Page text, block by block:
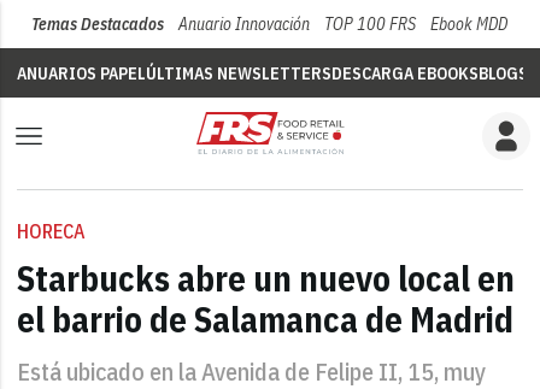
Temas Destacados Anuario Innovación TOP 100 FRS Ebook MDD
ANUARIOS PAPELÚLTIMAS NEWSLETTERSDESCARGA EBOOKSBLOGS
HORECA
Starbucks abre un nuevo local en
el barrio de Salamanca de Madrid
Está ubicado en la Avenida de Felipe II, 15, muy